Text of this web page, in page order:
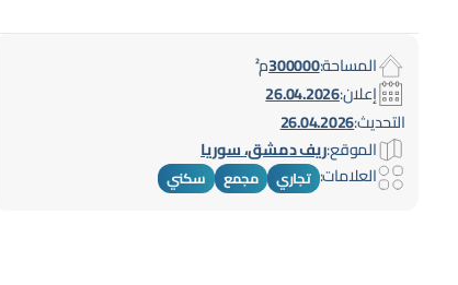
المساحة:300000م²
إعلان:26.04.2026
التحديث:26.04.2026
الموقع:ريف دمشق، سوريا
العلامات: تجاري مجمع سكني